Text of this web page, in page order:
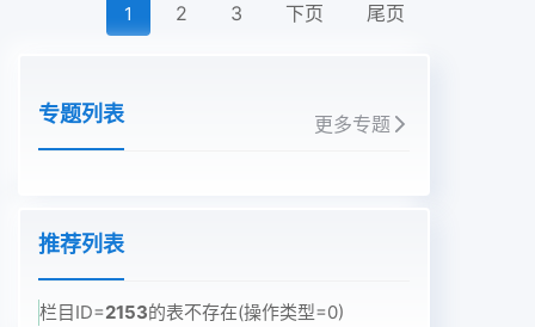
1 2 3 下页 尾页
专题列表 更多专题
推荐列表
栏目ID=2153的表不存在(操作类型=0)